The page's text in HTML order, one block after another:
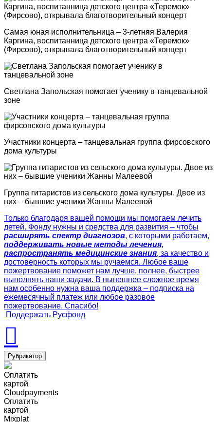
Самая юная исполнительница – 3-летняя Валерия
Каргина, воспитанница детского центра «Теремок»
(Фирсово), открывала благотворительный концерт
Светлана Запольская помогает ученику в танцевальной
зоне
Участники концерта – танцевальная группа фирсовского
дома культуры
Группа гитаристов из сельского дома культуры. Двое из
них – бывшие ученики Жанны Малеевой
Только благодаря вашей помощи мы помогаем лечить
детей. Фонду нужны и средства для развития – чтобы
расширять спектр диагнозов, с которыми работаем,
поддерживать новые методы лечения,
распространять медицинские знания, за качество и
достоверность которых мы ручаемся. Любое ваше
пожертвование поможет нам лучше, полнее, быстрее
выполнять наши задачи. В нынешнее сложное время
нам особенно нужна ваша поддержка – подписка на
ежемесячный платеж или любое разовое
пожертвование. Спасибо!
Поддержать Русфонд
Рубрикатор
Оплатить
картой
Cloudpayments
Оплатить
картой
Mixplat